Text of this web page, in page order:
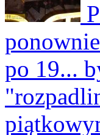
po 19...